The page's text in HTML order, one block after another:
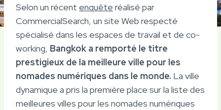
Selon un récent enquête réalisé par
CommercialSearch, un site Web respecté
spécialisé dans les espaces de travail et de co-
working, Bangkok a remporté le titre
prestigieux de la meilleure ville pour les
nomades numériques dans le monde. La ville
dynamique a pris la première place sur la liste des
meilleures villes pour les nomades numériques